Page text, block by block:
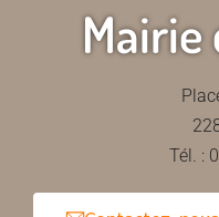
Mairie
Tél. :